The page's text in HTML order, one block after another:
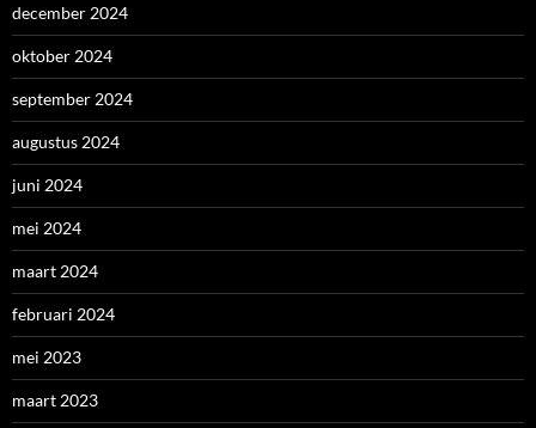
december 2024
oktober 2024
september 2024
augustus 2024
juni 2024
mei 2024
maart 2024
februari 2024
mei 2023
maart 2023